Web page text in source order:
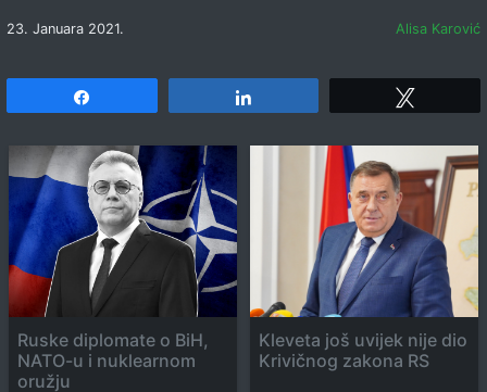
23. Januara 2021. Alisa Karović
Ruske diplomate o BiH,
NATO-u i nuklearnom
oružju
Kleveta još uvijek nije dio
Krivičnog zakona RS